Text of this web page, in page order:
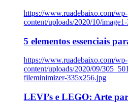
https://www.ruadebaixo.com/wp-
content/uploads/2020/10/
5 elementos essenciais
https://www.ruadebaixo.com/wp-
content/uploads/2020/09/
fileminimizer-335x256.jpg
LEVI’s e LEGO: Arte